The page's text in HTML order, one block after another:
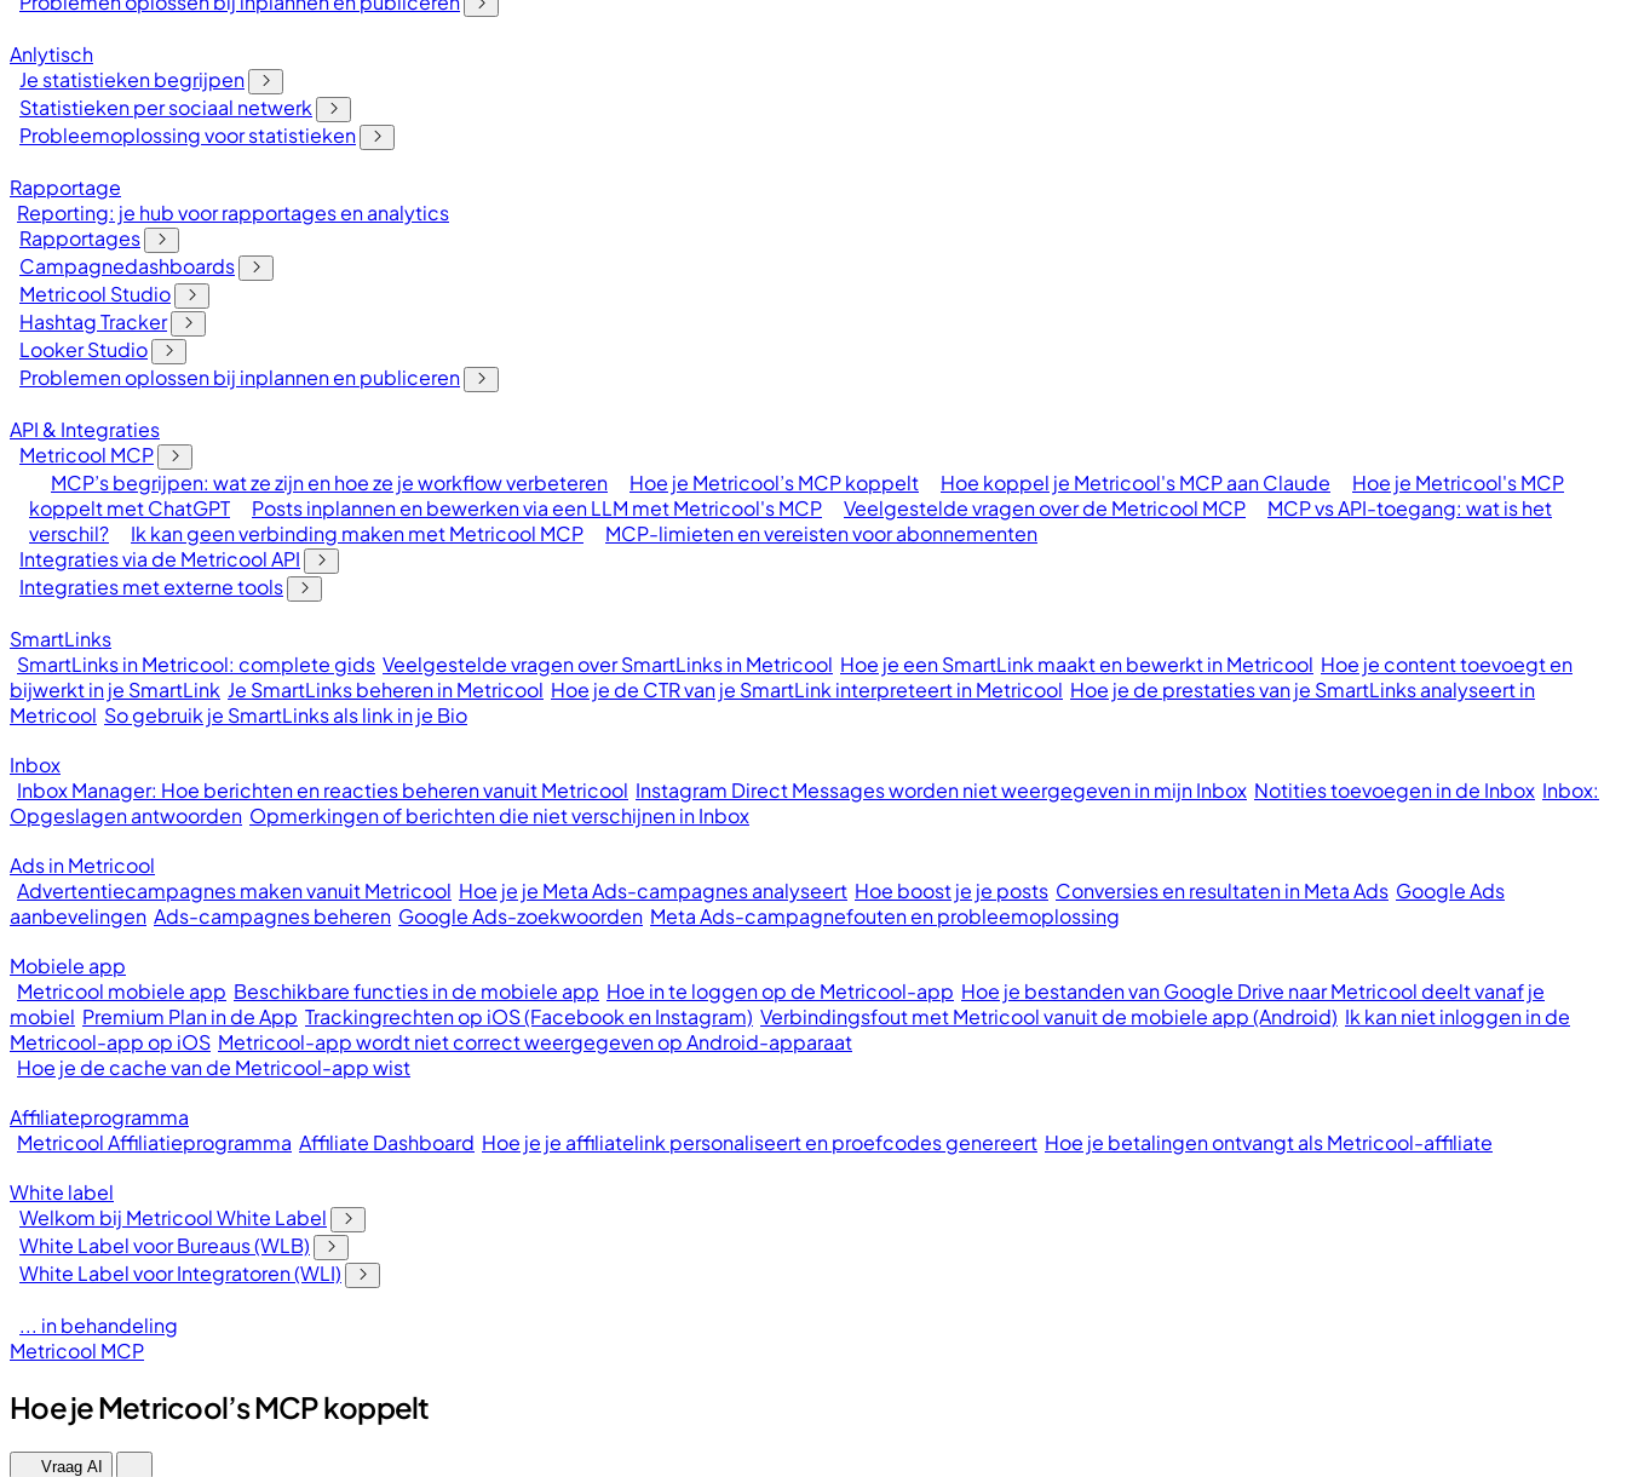
Anlytisch
Je statistieken begrijpen
Statistieken per sociaal netwerk
Probleemoplossing voor statistieken
Rapportage
Reporting: je hub voor rapportages en analytics
Rapportages
Campagnedashboards
Metricool Studio
Hashtag Tracker
Looker Studio
Problemen oplossen bij inplannen en publiceren
API & Integraties
Metricool MCP
MCP’s begrijpen: wat ze zijn en hoe ze je workflow verbeteren
Hoe je Metricool’s MCP koppelt Hoe koppel je Metricool's MCP aan Claude
Hoe je Metricool's MCP
koppelt met ChatGPT
Posts inplannen en bewerken via een LLM met Metricool's MCP Veelgestelde vragen over de Metricool MCP
MCP vs API-toegang: wat is het
verschil?
Ik kan geen verbinding maken met Metricool MCP
MCP-limieten en vereisten voor abonnementen
Integraties via de Metricool API
Integraties met externe tools
SmartLinks
SmartLinks in Metricool: complete gids Veelgestelde vragen over SmartLinks in Metricool Hoe je een SmartLink maakt en bewerkt in Metricool Hoe je content toevoegt en
bijwerkt in je SmartLink Je SmartLinks beheren in Metricool Hoe je de CTR van je SmartLink interpreteert in Metricool Hoe je de prestaties van je SmartLinks analyseert in
Metricool So gebruik je SmartLinks als link in je Bio
Inbox
Inbox Manager: Hoe berichten en reacties beheren vanuit Metricool Instagram Direct Messages worden niet weergegeven in mijn Inbox Notities toevoegen in de Inbox Inbox:
Opgeslagen antwoorden Opmerkingen of berichten die niet verschijnen in Inbox
Ads in Metricool
Advertentiecampagnes maken vanuit Metricool Hoe je je Meta Ads-campagnes analyseert Hoe boost je je posts Conversies en resultaten in Meta Ads Google Ads
aanbevelingen Ads-campagnes beheren Google Ads-zoekwoorden Meta Ads-campagnefouten en probleemoplossing
Mobiele app
Metricool mobiele app Beschikbare functies in de mobiele app Hoe in te loggen op de Metricool-app Hoe je bestanden van Google Drive naar Metricool deelt vanaf je
mobiel Premium Plan in de App Trackingrechten op iOS (Facebook en Instagram) Verbindingsfout met Metricool vanuit de mobiele app (Android) Ik kan niet inloggen in de
Metricool-app op iOS Metricool-app wordt niet correct weergegeven op Android-apparaat
Hoe je de cache van de Metricool-app wist
Affiliateprogramma
Metricool Affiliatieprogramma Affiliate Dashboard Hoe je je affiliatelink personaliseert en proefcodes genereert Hoe je betalingen ontvangt als Metricool-affiliate
White label
Welkom bij Metricool White Label
White Label voor Bureaus (WLB)
White Label voor Integratoren (WLI)
... in behandeling
Metricool MCP
Hoe je Metricool’s MCP koppelt
Vraag AI